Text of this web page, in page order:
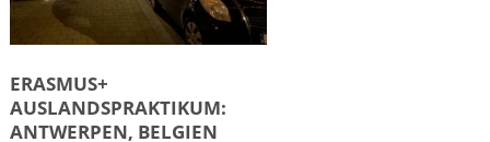
ERASMUS+
AUSLANDSPRAKTIKUM:
ANTWERPEN, BELGIEN